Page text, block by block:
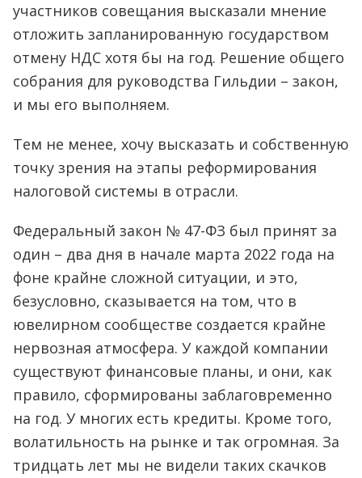
участников совещания высказали мнение
отложить запланированную государством
отмену НДС хотя бы на год. Решение общего
собрания для руководства Гильдии – закон,
и мы его выполняем.
Тем не менее, хочу высказать и собственную
точку зрения на этапы реформирования
налоговой системы в отрасли.
Федеральный закон № 47-ФЗ был принят за
один – два дня в начале марта 2022 года на
фоне крайне сложной ситуации, и это,
безусловно, сказывается на том, что в
ювелирном сообществе создается крайне
нервозная атмосфера. У каждой компании
существуют финансовые планы, и они, как
правило, сформированы заблаговременно
на год. У многих есть кредиты. Кроме того,
волатильность на рынке и так огромная. За
тридцать лет мы не видели таких скачков